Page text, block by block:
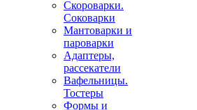
Скороварки.
Соковарки
Мантоварки и
пароварки
Адаптеры,
рассекатели
Вафельницы.
Тостеры
Формы и